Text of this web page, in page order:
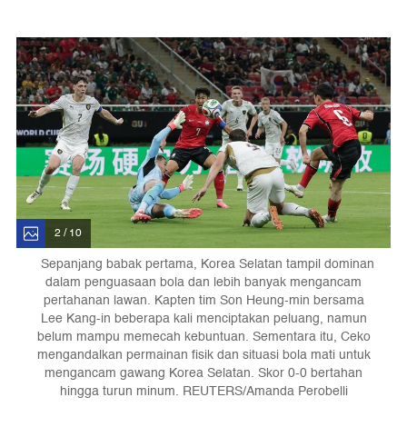
2 / 10
Sepanjang babak pertama, Korea Selatan tampil dominan
dalam penguasaan bola dan lebih banyak mengancam
pertahanan lawan. Kapten tim Son Heung-min bersama
Lee Kang-in beberapa kali menciptakan peluang, namun
belum mampu memecah kebuntuan. Sementara itu, Ceko
mengandalkan permainan fisik dan situasi bola mati untuk
mengancam gawang Korea Selatan. Skor 0-0 bertahan
hingga turun minum. REUTERS/Amanda Perobelli